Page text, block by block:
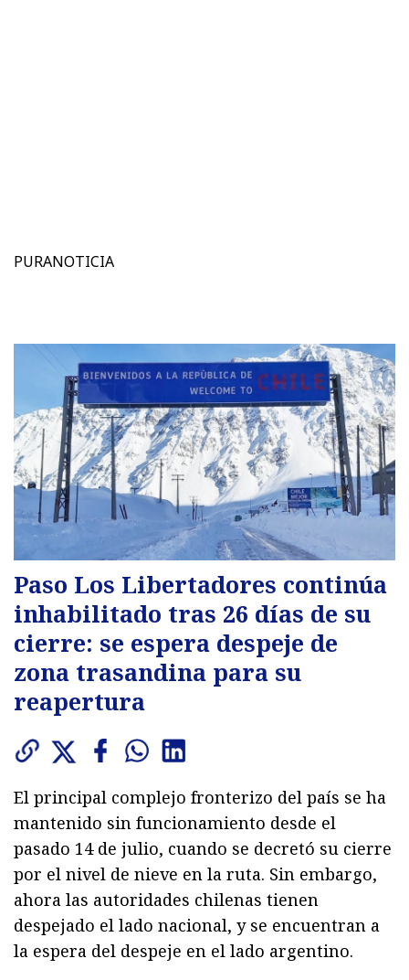
PURANOTICIA
Paso Los Libertadores continúa
inhabilitado tras 26 días de su
cierre: se espera despeje de
zona trasandina para su
reapertura
El principal complejo fronterizo del país se ha
mantenido sin funcionamiento desde el
pasado 14 de julio, cuando se decretó su cierre
por el nivel de nieve en la ruta. Sin embargo,
ahora las autoridades chilenas tienen
despejado el lado nacional, y se encuentran a
la espera del despeje en el lado argentino.